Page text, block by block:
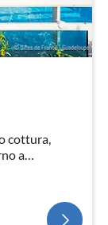
cottura,
a